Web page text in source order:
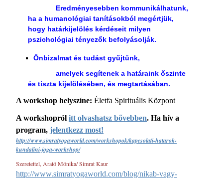
Eredményesebben kommunikálhatunk,
ha a humanológiai tanításokból megértjük,
hogy határkijelölés kérdéseit milyen
pszichológiai tényezők befolyásolják.
Önbizalmat és tudást gyűjtünk,
amelyek segítenek a határaink őszinte
és tiszta kijelölésében, és megtartásában.
A workshop helyszíne: Életfa Spirituális Központ
A workshopról itt olvashatsz bővebben. Ha hív a
program, jelentkezz most!
http://www.simratyogaworld.com/workshopok/kapcsolati-hatarok-
kundalini-joga-workshop/
Szeretettel,Arató Mónika/ Simrat Kaur
http://www.simratyogaworld.com/blog/nikab-vagy-